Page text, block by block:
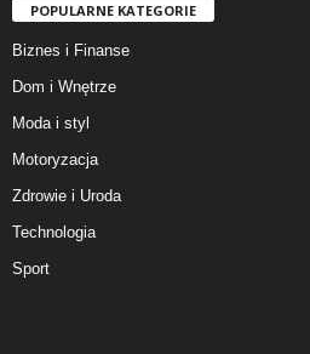
POPULARNE KATEGORIE
Biznes i Finanse
Dom i Wnętrze
Moda i styl
Motoryzacja
Zdrowie i Uroda
Technologia
Sport